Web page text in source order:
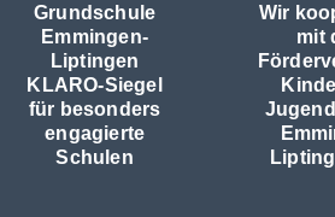
Grundschule
Emmingen-
Liptingen
KLARO-Siegel
für besonders
engagierte
Schulen
Wir
mit